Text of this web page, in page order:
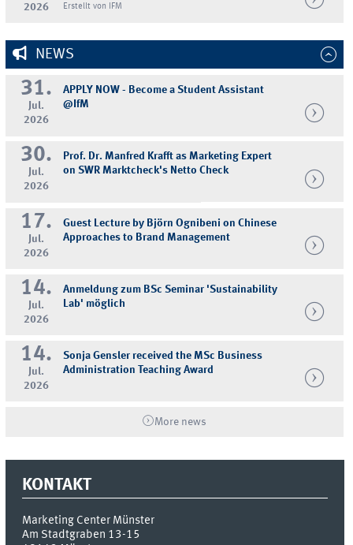
2026
Erstellt von IFM
NEWS
31.
Jul.
2026
APPLY NOW - Become a Student Assistant
@IfM
30.
Jul.
2026
Prof. Dr. Manfred Krafft as Marketing Expert
on SWR Marktcheck's Netto Check
17.
Jul.
2026
Guest Lecture by Björn Ognibeni on Chinese
Approaches to Brand Management
14.
Jul.
2026
Anmeldung zum BSc Seminar 'Sustainability
Lab' möglich
14.
Jul.
2026
Sonja Gensler received the MSc Business
Administration Teaching Award
More news
KONTAKT
Marketing Center Münster
Am Stadtgraben 13-15